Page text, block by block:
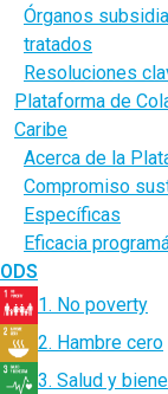
Órganos
tratados
Resoluciones
Plataforma de
Caribe
Acerca de la
Compromiso
Específicas
Eficacia
ODS
1. No poverty
2. Hambre cero
3. Salud y